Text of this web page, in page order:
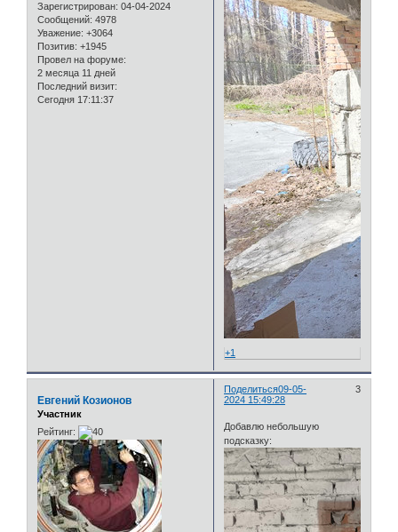
Зарегистрирован: 04-04-2024
Сообщений: 4978
Уважение: +3064
Позитив: +1945
Провел на форуме:
2 месяца 11 дней
Последний визит:
Сегодня 17:11:37
+1
Поделиться 3
09-05-
2024 15:49:28
Евгений Козионов
Участник
Рейтинг:
Добавлю небольшую
подсказку: